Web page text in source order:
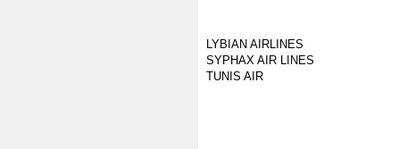
LYBIAN AIRLINES
SYPHAX AIR LINES
TUNIS AIR